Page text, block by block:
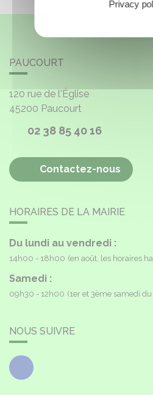
PAUCOURT
120 rue de l'Église
45200 Paucourt
02 38 85 40 16
Contactez-nous
HORAIRES DE LA MAIRIE
Du lundi au vendredi :
14h00 - 18h00 (en août, les horaires
Samedi :
09h30 - 12h00 (1er et 3ème samedi
NOUS SUIVRE
Facebook
Privacy